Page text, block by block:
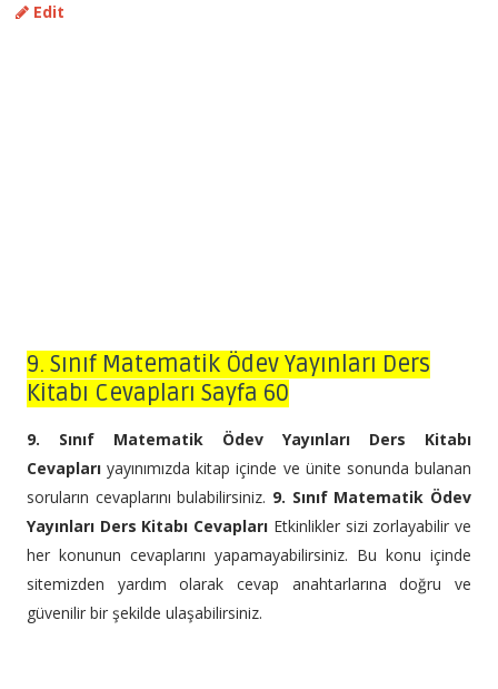
Edit
9. Sınıf Matematik Ödev Yayınları Ders
Kitabı Cevapları Sayfa 60
9. Sınıf Matematik Ödev Yayınları Ders Kitabı
Cevaplarıyayınımızda kitap içinde ve ünite sonunda bulanan
soruların cevaplarını bulabilirsiniz. 9. Sınıf Matematik Ödev
Yayınları Ders Kitabı Cevapları Etkinlikler sizi zorlayabilir ve
her konunun cevaplarını yapamayabilirsiniz. Bu konu içinde
sitemizden yardım olarak cevap anahtarlarına doğru ve
güvenilir bir şekilde ulaşabilirsiniz.